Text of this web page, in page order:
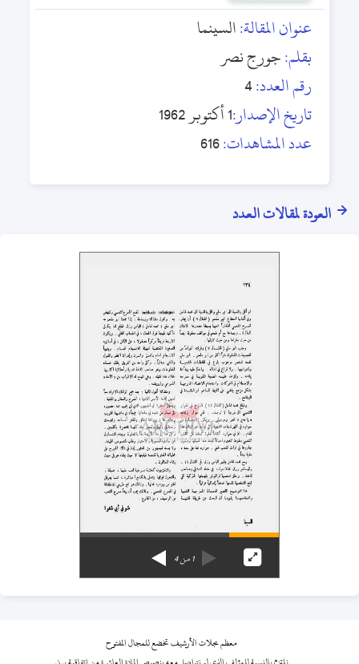
عنوان المقالة:السينما
بقلم:جورج نصر
رقم العدد:4
تاريخ الإصدار:1 أكتوبر 1962
عدد المشاهدات:616
العودة لمقالات العدد
1من4
معظم مجلات الأرشيف تخضع للمجال المفتوح